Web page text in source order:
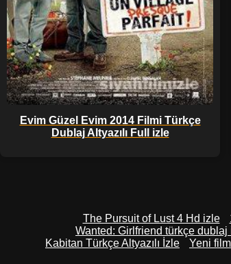
Evim Güzel Evim 2014 Filmi Türkçe
Dublaj Altyazılı Full izle
The Pursuit of Lust 4 Hd izle
Wanted: Girlfriend türkçe dublaj
Kabitan Türkçe Altyazılı İzle
Yeni